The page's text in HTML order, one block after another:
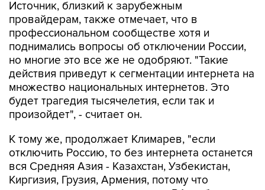
профессиональном сообществе хотя и
поднимались вопросы об отключении России,
но многие это все же не одобряют. "Такие
действия приведут к сегментации интернета на
множество национальных интернетов. Это
будет трагедия тысячелетия, если так и
произойдет", - считает он.
К тому же, продолжает Климарев, "если
вся Средняя Азия - Казахстан, Узбекистан,
Киргизия, Грузия, Армения, потому что
связность они получают через РФ, кабели
проходят по стране".